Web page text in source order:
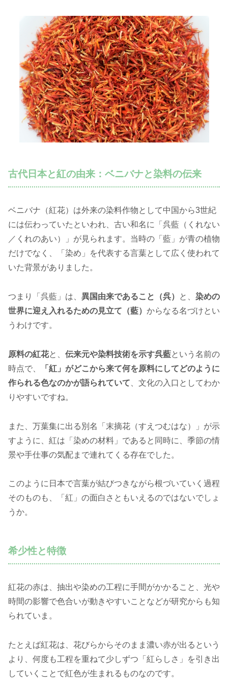
古代日本と紅の由来：ベニバナと染料の伝来
ベニバナ（紅花）は外来の染料作物として中国から3世紀
には伝わっていたといわれ、古い和名に「呉藍（くれない
／くれのあい）」が見られます。当時の「藍」が青の植物
だけでなく、「染め」を代表する言葉として広く使われて
いた背景がありました。
つまり「呉藍」は、 異国由来であること（呉） と、 染めの
世界に迎え入れるための見立て（藍） からなる名づけとい
うわけです。
原料の紅花と、 伝来元や染料技術を示す呉藍という名前の
時点で、
「紅」がどこから来て何を原料にしてどのように
作られる色なのかが語られていて 、文化の入口としてわか
りやすいですね。
また、万葉集に出る別名「末摘花（すえつむはな）」が示
すように、紅は「染めの材料」であると同時に、季節の情
景や手仕事の気配まで連れてくる存在でした。
このように日本で言葉が結びつきながら根づいていく過程
そのものも、「紅」の面白さともいえるのではないでしょ
うか。
希少性と特徴
紅花の赤は、抽出や染めの工程に手間がかかること、光や
時間の影響で色合いが動きやすいことなどが研究からも知
られていま。
たとえば紅花は、花びらからそのまま濃い赤が出るという
より、何度も工程を重ねて少しずつ「紅らしさ」を引き出
していくことで紅色が生まれるものなのです。